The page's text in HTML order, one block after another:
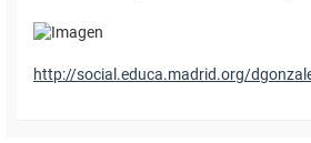
http://social.educa.madrid.org/